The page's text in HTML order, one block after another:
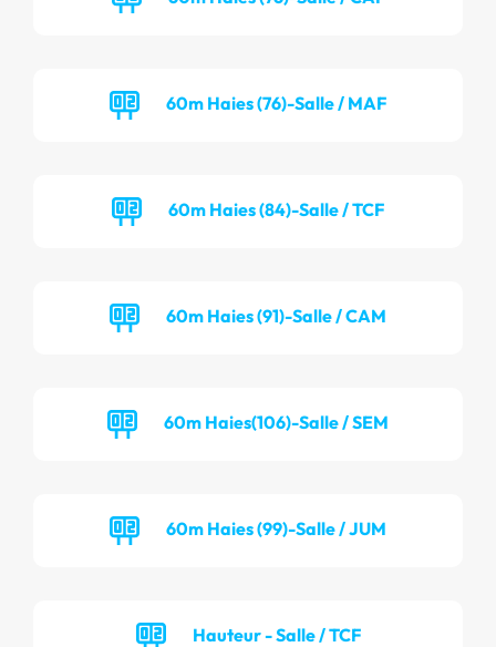
60m Haies (76)-Salle / MAF
60m Haies (84)-Salle / TCF
60m Haies (91)-Salle / CAM
60m Haies(106)-Salle / SEM
60m Haies (99)-Salle / JUM
Hauteur - Salle / TCF